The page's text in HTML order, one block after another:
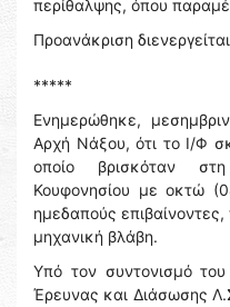
περίθαλψης, όπου
Προανάκριση
*****
Ενημερώθηκε,
Αρχή Νάξου, ότι το Ι/Φ
οποίο βρισκόταν
Κουφονησίου με οκτώ
ημεδαπούς
μηχανική βλάβη.
Υπό τον συντονισμό του
Έρευνας και Διάσωσης